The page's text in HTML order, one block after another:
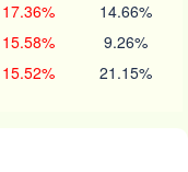
17.36% 14.66%
15.58% 9.26%
15.52% 21.15%